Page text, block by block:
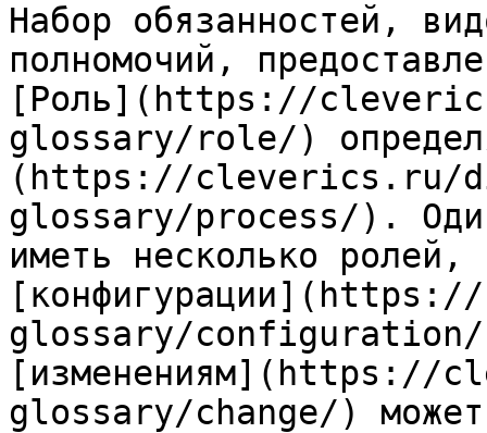
Набор обязанностей,
полномочий,
[Роль](https://
glossary/role/)
(https://cleverics.ru/
glossary/process/).
иметь несколько ролей,
glossary/configuration/
glossary/change/) может